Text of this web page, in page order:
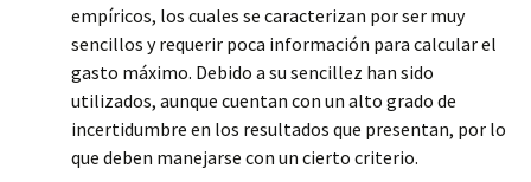
empíricos, los cuales se caracterizan por ser muy
sencillos y requerir poca información para calcular el
gasto máximo. Debido a su sencillez han sido
utilizados, aunque cuentan con un alto grado de
incertidumbre en los resultados que presentan, por lo
que deben manejarse con un cierto criterio.